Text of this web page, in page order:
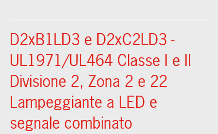
D2xB1LD3 e D2xC2LD3 -
UL1971/UL464 Classe I e II
Divisione 2, Zona 2 e 22
Lampeggiante a LED e
segnale combinato